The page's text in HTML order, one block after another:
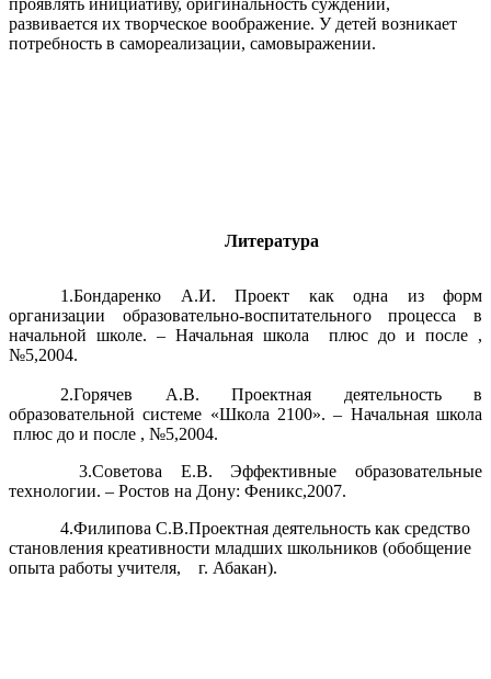
проявлять инициативу, оригинальность суждений,
развивается их творческое воображение. У детей возникает
потребность в самореализации, самовыражении.
Литература
1.Бондаренко А.И. Проект как одна из форм
организации образовательно-воспитательного процесса в
начальной школе. – Начальная школа плюс до и после ,
№5,2004.
2.Горячев А.В. Проектная деятельность в
образовательной системе «Школа 2100». – Начальная школа
плюс до и после , №5,2004.
3.Советова Е.В. Эффективные образовательные
технологии. – Ростов на Дону: Феникс,2007.
4.Филипова С.В.Проектная деятельность как средство
становления креативности младших школьников (обобщение
опыта работы учителя, г. Абакан).